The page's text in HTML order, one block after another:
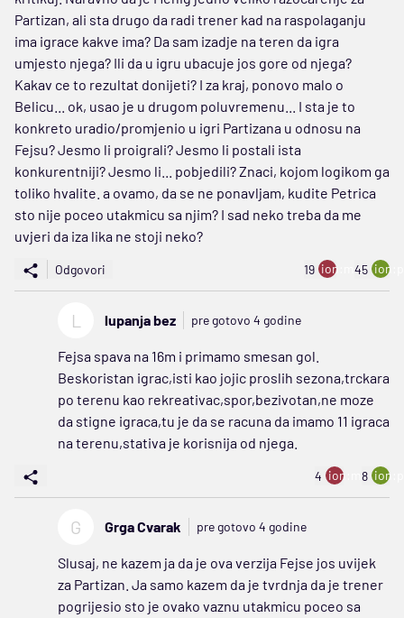
Partizan, ali sta drugo da radi trener kad na raspolaganju
ima igrace kakve ima? Da sam izadje na teren da igra
umjesto njega? Ili da u igru ubacuje jos gore od njega?
Kakav ce to rezultat donijeti? I za kraj, ponovo malo o
Belicu... ok, usao je u drugom poluvremenu... I sta je to
konkreto uradio/promjenio u igri Partizana u odnosu na
Fejsu? Jesmo li proigrali? Jesmo li postali ista
konkurentniji? Jesmo li... pobjedili? Znaci, kojom logikom ga
toliko hvalite. a ovamo, da se ne ponavljam, kudite Petrica
sto nije poceo utakmicu sa njim? I sad neko treba da me
uvjeri da iza lika ne stoji neko?
Odgovori 19 ion:minus
45
L lupanja bez pre gotovo 4 godine
Fejsa spava na 16m i primamo smesan gol.
Beskoristan igrac,isti kao jojic proslih sezona,trckara
po terenu kao rekreativac,spor,bezivotan,ne moze
da stigne igraca,tu je da se racuna da imamo 11 igraca
na terenu,stativa je korisnija od njega.
4 ion:minus
8
G Grga Cvarak pre gotovo 4 godine
Slusaj, ne kazem ja da je ova verzija Fejse jos uvijek
za Partizan. Ja samo kazem da je tvrdnja da je trener
pogrijesio sto je ovako vaznu utakmicu poceo sa